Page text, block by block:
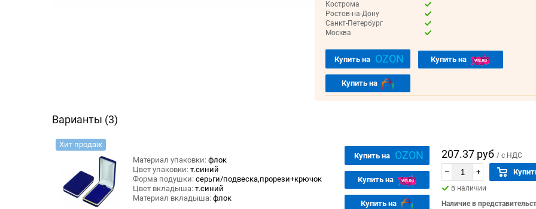
Кострома
Ростов-на-Дону
Санкт-Петербург
Москва
Купить на OZON Купить на
Купить на
Варианты (3)
Хит продаж
Материал упаковки: флок
Цвет упаковки: т.синий
Форма подушки: серьги/подвеска,прорези+крючок
Цвет вкладыша: т.синий
Материал вкладыша: флок
Купить на OZON
Купить на
Купить на
207.37 руб / с НДС
– +
в наличии
Наличие в